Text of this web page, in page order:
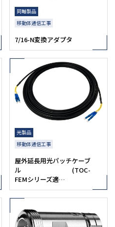
同軸製品
移動体通信工事
7/16-N変換アダプタ
光製品
移動体通信工事
屋外延長用光パッチケーブ
ル (TOC-
FEMシリーズ適…